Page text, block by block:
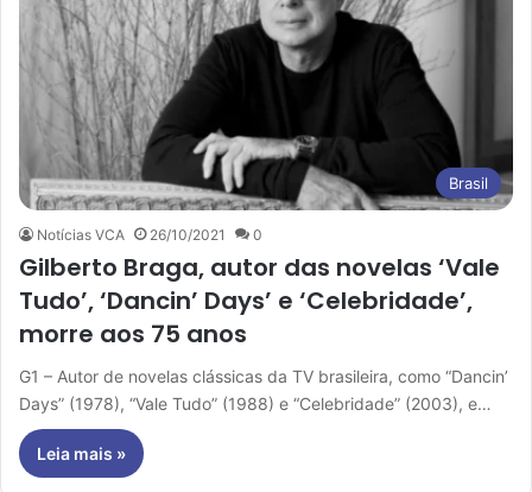
Brasil
Notícias VCA 26/10/2021 0
Gilberto Braga, autor das novelas ‘Vale
Tudo’, ‘Dancin’ Days’ e ‘Celebridade’,
morre aos 75 anos
G1 – Autor de novelas clássicas da TV brasileira, como “Dancin’
Days” (1978), “Vale Tudo” (1988) e “Celebridade” (2003), e…
Leia mais »